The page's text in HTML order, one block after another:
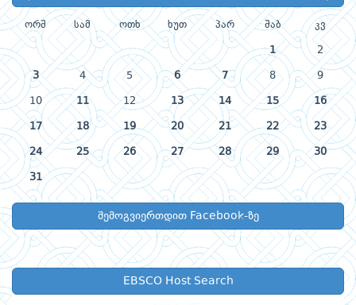
ორშ სამ ოთხ ხუთ პარ შაბ კვ
1 2
3 4 5 6 7 8 9
10 11 12 13 14 15 16
17 18 19 20 21 22 23
24 25 26 27 28 29 30
31
შემოგვიერთდით Facebook-ზე
EBSCO Host Search